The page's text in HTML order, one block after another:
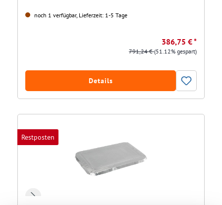
noch 1 verfügbar, Lieferzeit: 1-5 Tage
386,75 € *
791,24 €(51.12% gespart)
Details
Restposten